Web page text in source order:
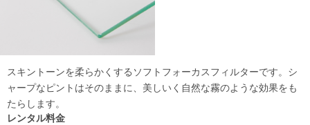
スキントーンを柔らかくするソフトフォーカスフィルターです。シ
ャープなピントはそのままに、美しいく自然な霧のような効果をも
たらします。
レンタル料金